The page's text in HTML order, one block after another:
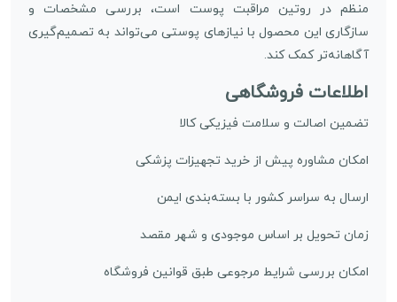
منظم در روتین مراقبت پوست است، بررسی مشخصات و
سازگاری این محصول با نیازهای پوستی می‌تواند به تصمیم‌گیری
آگاهانه‌تر کمک کند.
اطلاعات فروشگاهی
تضمین اصالت و سلامت فیزیکی کالا
امکان مشاوره پیش از خرید تجهیزات پزشکی
ارسال به سراسر کشور با بسته‌بندی ایمن
زمان تحویل بر اساس موجودی و شهر مقصد
امکان بررسی شرایط مرجوعی طبق قوانین فروشگاه